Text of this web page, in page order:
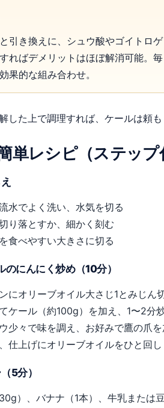
引き換えに、シュウ酸やゴイトロ
ればデメリットはほぼ解消可能。
果的な組み合わせ。
した上で調理すれば、ケールは頼
単レシピ（ステップ
水でよく洗い、水気を切る
り落とすか、細かく刻む
食べやすい大きさに切る
のにんにく炒め（10分）
にオリーブオイル大さじ1とみじん
ケール（約100g）を加え、1〜2分
少々で味を調え、お好みで鷹の爪
仕上げにオリーブオイルをひと回し
5分）
）、バナナ（1本）、牛乳または